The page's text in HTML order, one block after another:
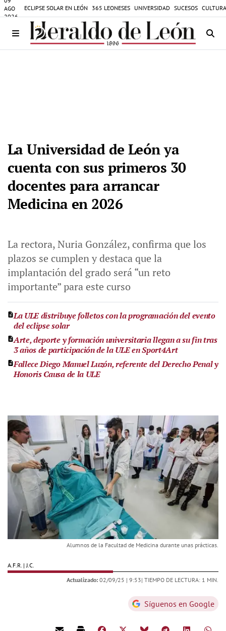
AGO
2026
ECLIPSE SOLAR EN LEÓN 365 LEONESES UNIVERSIDAD SUCESOS
La Universidad de León ya
cuenta con sus primeros 30
docentes para arrancar
Medicina en 2026
La rectora, Nuria González, confirma que los
plazos se cumplen y destaca que la
implantación del grado será “un reto
importante” para este curso
La ULE distribuye folletos con la programación del evento
del eclipse solar
Arte, deporte y formación universitaria llegan a su fin tras
3 años de participación de la ULE en Sport4Art
Fallece Diego Manuel Luzón, referente del Derecho Penal y
Honoris Causa de la ULE
Alumnos de la Facultad de Medicina durante unas prácticas.
A.F.R. | J.C.
Actualizado: 02/09/25 | 9:53| TIEMPO DE LECTURA: 1 MIN.
Síguenos en Google